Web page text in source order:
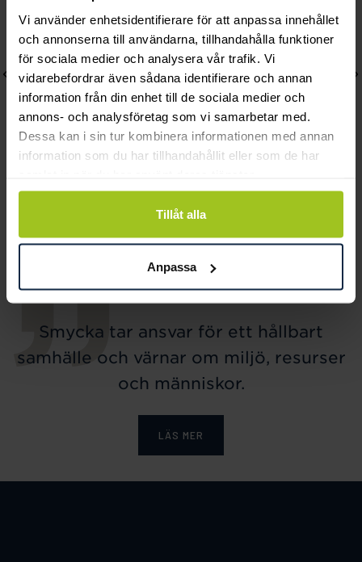
Vi använder enhetsidentifierare för att anpassa innehållet
och annonserna till användarna, tillhandahålla funktioner
för sociala medier och analysera vår trafik. Vi
vidarebefordrar även sådana identifierare och annan
information från din enhet till de sociala medier och
annons- och analysföretag som vi samarbetar med.
Dessa kan i sin tur kombinera informationen med annan
information som du har tillhandahållit eller som de har
Tillåt alla
Anpassa
Miss Butterfly Earrings
One petite stiftörhängen
Smycka tar ansvar för ett hållbart
samhälle och värnar om miljö, resurser
och människor.
LÄS MER